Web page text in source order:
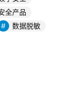
全产品
数据脱敏